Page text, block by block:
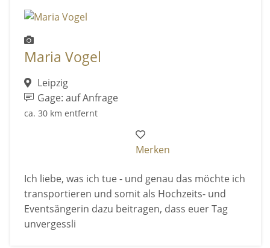
Maria Vogel
Leipzig
Gage: auf Anfrage
ca. 30 km entfernt
Merken
Ich liebe, was ich tue - und genau das möchte ich
transportieren und somit als Hochzeits- und
Eventsängerin dazu beitragen, dass euer Tag
unvergessli